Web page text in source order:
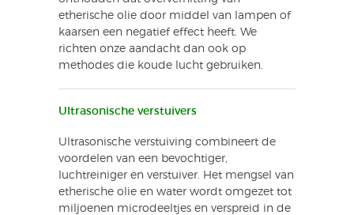
etherische olie door middel van lampen of
kaarsen een negatief effect heeft. We
richten onze aandacht dan ook op
methodes die koude lucht gebruiken.
Ultrasonische verstuivers
Ultrasonische verstuiving combineert de
voordelen van een bevochtiger,
luchtreiniger en verstuiver. Het mengsel van
etherische olie en water wordt omgezet tot
miljoenen microdeeltjes en verspreid in de